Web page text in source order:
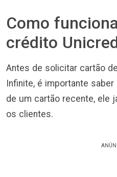
Como
crédito
Antes de solicitar cartão
Infinite, é importante
de um cartão recente, ele
os clientes.